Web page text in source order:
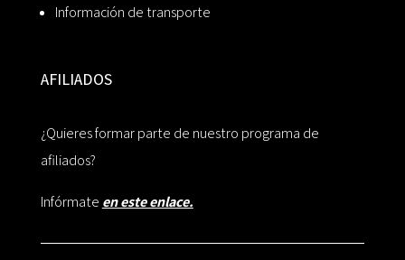
Información de transporte
AFILIADOS
¿Quieres formar parte de nuestro programa de
afiliados?
Infórmate en este enlace.